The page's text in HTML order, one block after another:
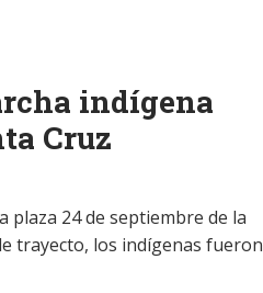
indígena
Cruz
plaza 24 de septiembre de la
trayecto, los indígenas fueron